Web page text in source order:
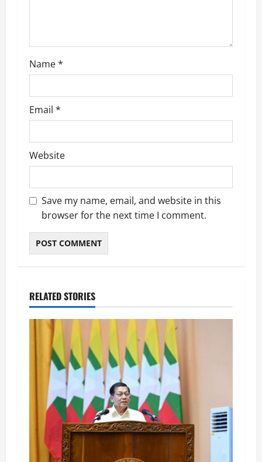
Name*
Email *
Website
Save my name, email, and website in this
browser for the next time I comment.
RELATED STORIES